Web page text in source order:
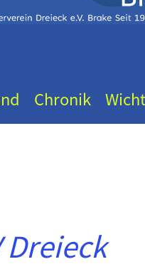
Chronik